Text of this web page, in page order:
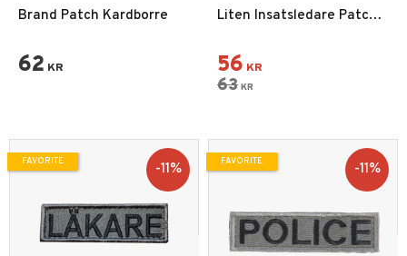
Brand Patch Kardborre
62 KR
Liten Insatsledare Patch
56 KR
63 KR
11%
FAVORITE 11%
FAVORITE